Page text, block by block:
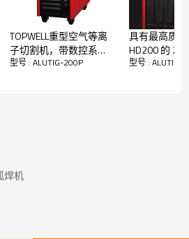
Provides a heating and cooling effect
TOPWELL重型空气等离
子切割机，带数控系统
CUT-100HD
型号 : ALUTIG-200P
具有最高质
HD200 的
等离子切割机
型号 : ALUTIG-
焊机